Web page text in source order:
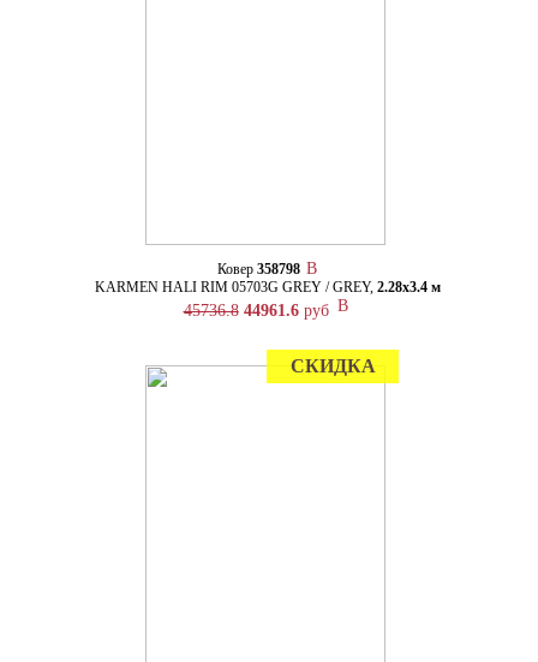
Ковер 358798
KARMEN HALI RIM 05703G GREY / GREY, 2.28х3.4 м
45736.8 44961.6руб
СКИДКА